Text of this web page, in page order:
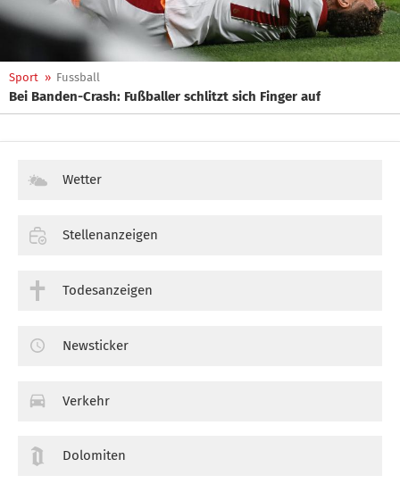
Sport » Fussball
Bei Banden-Crash: Fußballer schlitzt sich Finger auf
Wetter
Stellenanzeigen
Todesanzeigen
Newsticker
Verkehr
Dolomiten